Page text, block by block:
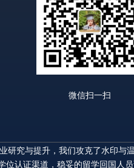
微信扫一扫
究与提升，我们攻克了水印与
认证渠道，稳妥的留学回国人